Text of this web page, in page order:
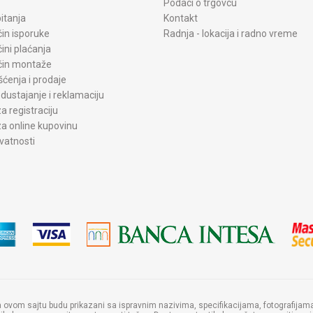
isporuke
plaćanja
montaže
i prodaje
i reklamaciju
registraciju
online kupovinu
Podaci o trgovcu
Kontakt
Radnja - lokacija i radno vreme
sajtu budu prikazani sa ispravnim nazivima, specifikacijama,